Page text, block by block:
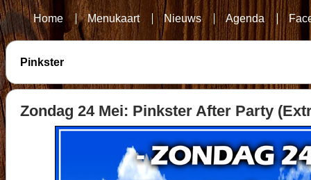
Home Menukaart Nieuws Agenda
Pinkster
Zondag 24 Mei: Pinkster After Party